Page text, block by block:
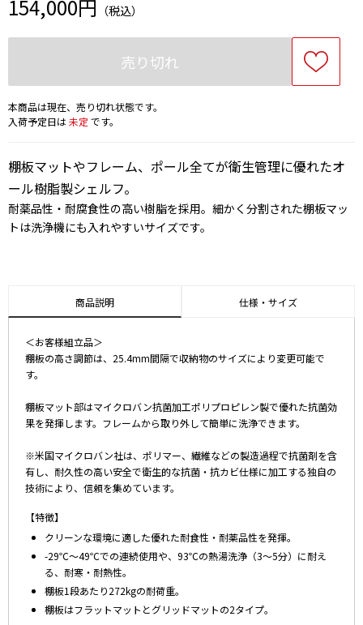
154,000円 （税込）
売り切れ
本商品は現在、売り切れ状態です。
入荷予定日は未定 です。
棚板マットやフレーム、ポール全てが衛生管理に優れたオ
ール樹脂製シェルフ。
耐薬品性・耐腐食性の高い樹脂を採用。細かく分割された棚板マッ
トは洗浄機にも入れやすいサイズです。
商品説明 仕様・サイズ
＜お客様組立品＞
棚板の高さ調節は、25.4mm間隔で収納物のサイズにより変更可能で
す。
棚板マット部はマイクロバン抗菌加工ポリプロピレン製で優れた抗菌効
果を発揮します。フレームから取り外して簡単に洗浄できます。
※米国マイクロバン社は、ポリマー、繊維などの製造過程で抗菌剤を含
有し、耐久性の高い安全で衛生的な抗菌・抗カビ仕様に加工する独自の
技術により、信頼を集めています。
【特徴】
クリーンな環境に適した優れた耐食性・耐薬品性を発揮。
-29℃～49℃での連続使用や、93℃の熱湯洗浄（3～5分）に耐え
る、耐寒・耐熱性。
棚板1段あたり272kgの耐荷重。
棚板はフラットマットとグリッドマットの2タイプ。